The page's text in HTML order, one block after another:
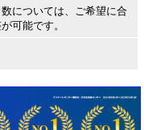
については、ご希望に合
可能です。